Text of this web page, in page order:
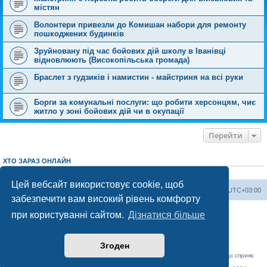
Цей вебсайт використовує cookie, щоб
забезпечити вам високий рівень комфорту
при користуванні сайтом. Дізнатися більше
Згоден
містян
Волонтери привезли до Комишан набори для ремонту
пошкоджених будинків
Зруйновану під час бойових дій школу в Іванівці
відновлюють (Високопільська громада)
Браслет з гудзиків і намистин - майстриня на всі руки
Борги за комунальні послуги: що робити херсонцям, чиє
житло у зоні бойових дій чи в окупації
Перейти
ХТО ЗАРАЗ ОНЛАЙН
Херсонський форум UTC+03:00
Команда
Працює на phpBB® Forum Software © phpBB Limited
Конфіденційність
«Херсонський форум» – приватний, незалежний інтерактивний веб-ресурс, що сприяє